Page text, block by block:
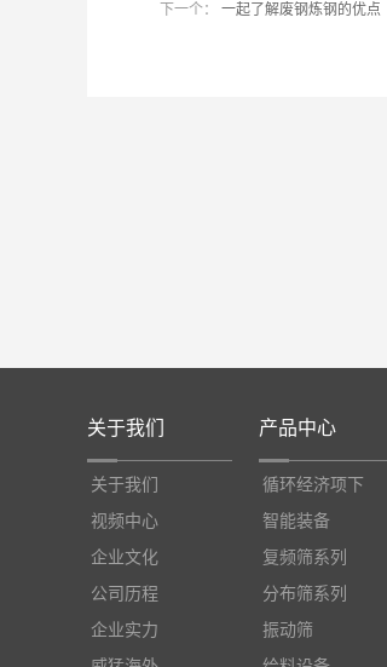
下一个：
一起了解废钢炼钢的优点
关于我们
关于我们
视频中心
企业文化
公司历程
企业实力
产品中心
循环经济项下
智能装备
复频筛系列
分布筛系列
振动筛